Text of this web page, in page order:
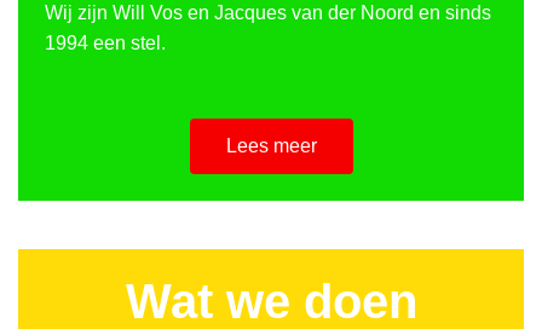
Wij zijn Will Vos en Jacques van der Noord en sinds
1994 een stel.
Lees meer
Wat we doen